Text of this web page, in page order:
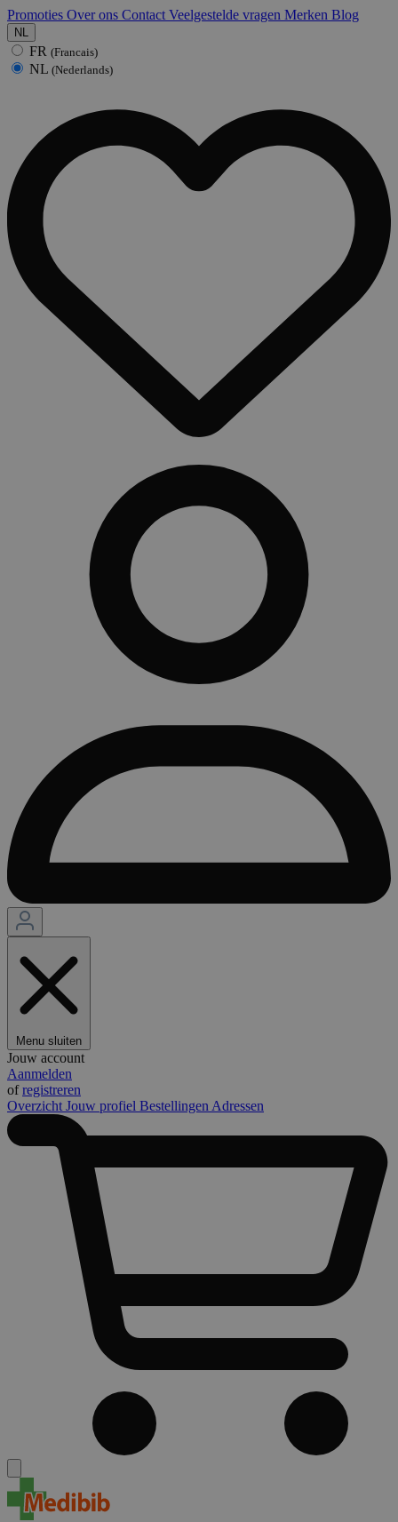
Promoties Over ons Contact Veelgestelde vragen Merken Blog
NL
FR (Francais)
NL (Nederlands)
Menu sluiten
Jouw account
Aanmelden
ofregistreren
Overzicht Jouw profiel Bestellingen Adressen